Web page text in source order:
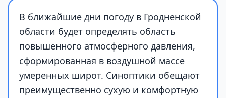
В ближайшие дни погоду в Гродненской
области будет определять область
повышенного атмосферного давления,
сформированная в воздушной массе
умеренных широт. Синоптики обещают
преимущественно сухую и комфортную